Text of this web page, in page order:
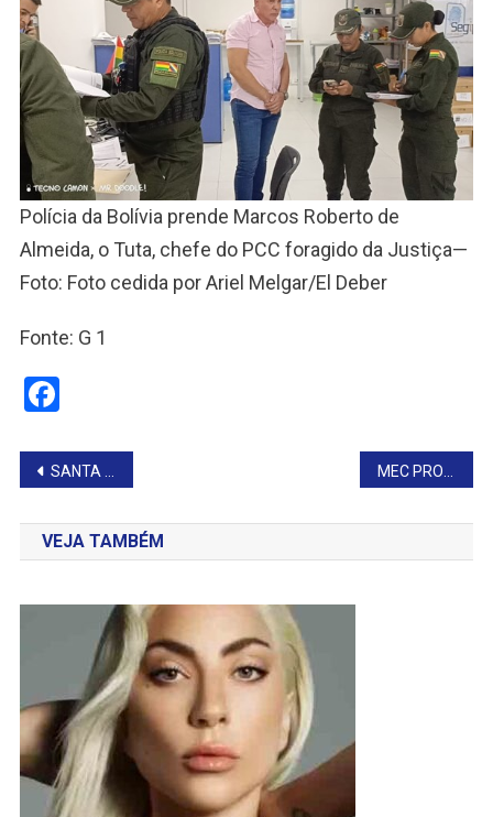
Polícia da Bolívia prende Marcos Roberto de
Almeida, o Tuta, chefe do PCC foragido da Justiça—
Foto: Foto cedida por Ariel Melgar/El Deber
Fonte: G 1
Facebook
Navegação
de
Post
SANTA DOS IMPOSSÍVEIS
VEJA TAMBÉM